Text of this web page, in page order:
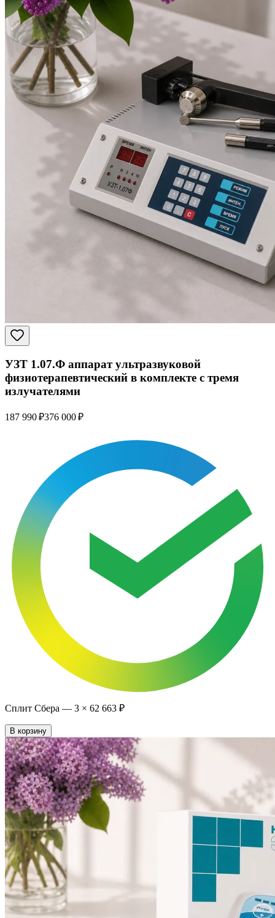
УЗТ 1.07.Ф аппарат ультразвуковой
физиотерапевтический в комплекте с тремя
излучателями
187 990 ₽376 000 ₽
Сплит Сбера — 3 × 62 663 ₽
В корзину